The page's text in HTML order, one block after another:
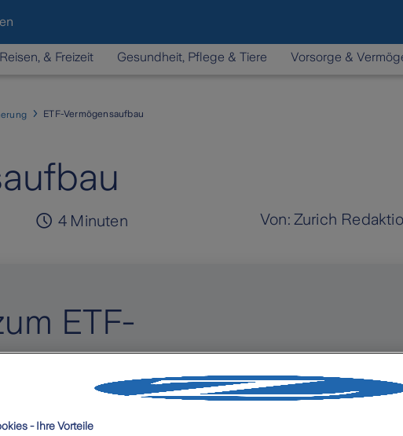
& Freizeit Gesundheit, Pflege & Tiere Vorsorge &
ETF-Vermögensaufbau
4 Minuten Von: Zurich
ETF-
oder MSCI World abbilden und so eine
- Ihre Vorteile